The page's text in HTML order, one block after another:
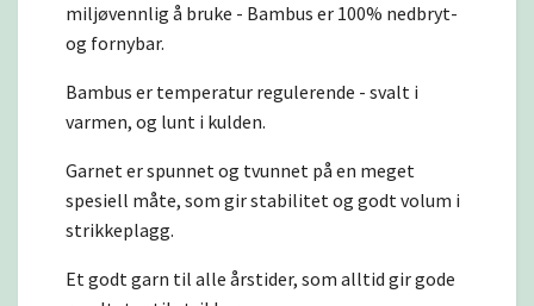
miljøvennlig å bruke - Bambus er 100% nedbryt-
og fornybar.
Bambus er temperatur regulerende - svalt i
varmen, og lunt i kulden.
Garnet er spunnet og tvunnet på en meget
spesiell måte, som gir stabilitet og godt volum i
strikkeplagg.
Et godt garn til alle årstider, som alltid gir gode